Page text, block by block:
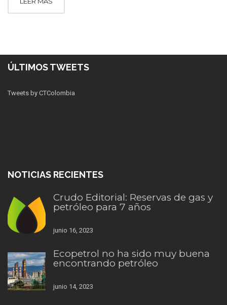
ÚLTIMOS TWEETS
Tweets by CTColombia
NOTICIAS RECIENTES
Crudo Editorial: Reservas de gas y
petróleo para 7 años
junio 16, 2023
Ecopetrol no ha sido muy buena
encontrando petróleo
junio 14, 2023